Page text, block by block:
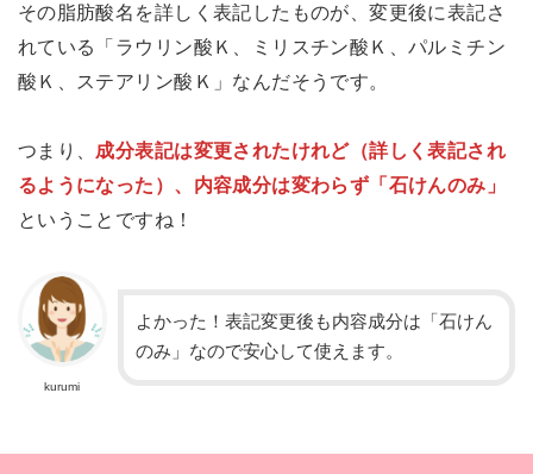
その脂肪酸名を詳しく表記したものが、変更後に表記さ
れている「ラウリン酸Ｋ、ミリスチン酸Ｋ、パルミチン
酸Ｋ、ステアリン酸Ｋ」なんだそうです。
つまり、 成分表記は変更されたけれど（詳しく表記され
るようになった）、内容成分は変わらず「石けんのみ」
ということですね！
kurumi
よかった！表記変更後も内容成分は「石けん
のみ」なので安心して使えます。